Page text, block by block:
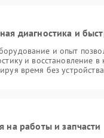
диагностика и
и опыт
и восстановление
время без устройства
на работы и запчасти